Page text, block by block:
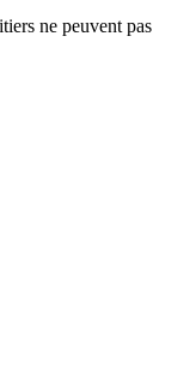
ne peuvent pas